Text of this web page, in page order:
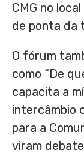
CMG no
de ponta da
O fórum
como “De
capacita a
intercâmbio
para a
viram